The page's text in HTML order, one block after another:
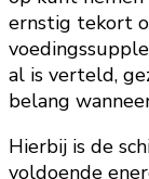
ernstig tekort
al is verteld,
belang
Hierbij is de
voldoende